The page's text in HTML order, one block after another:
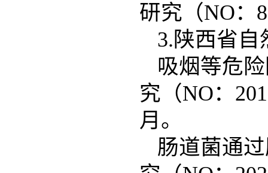
研究（NO：
3.陕西省自
吸烟等危
究（NO：
月。
肠道菌通